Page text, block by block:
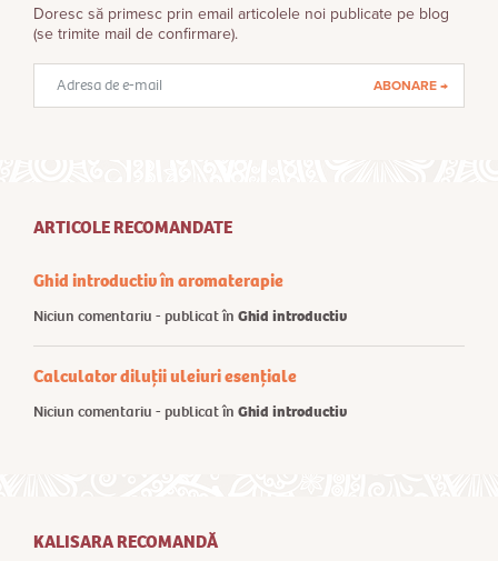
Doresc să primesc prin email articolele noi publicate pe blog
(se trimite mail de confirmare).
email
ARTICOLE RECOMANDATE
Ghid introductiv în aromaterapie
Niciun comentariu - publicat în Ghid introductiv
Calculator diluții uleiuri esențiale
Niciun comentariu - publicat în Ghid introductiv
KALISARA RECOMANDĂ